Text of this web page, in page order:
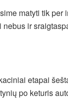
matyti tik per
ir
etapai
po keturis